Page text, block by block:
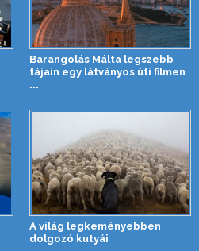
Barangolás Málta legszebb
tájain egy látványos úti filmen
...
A világ legkeményebben
dolgozó kutyái